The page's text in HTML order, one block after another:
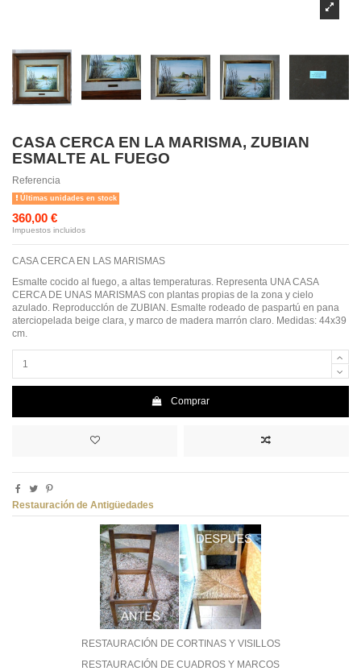
CASA CERCA EN LA MARISMA, ZUBIAN
ESMALTE AL FUEGO
Referencia
Últimas unidades en stock
360,00 €
Impuestos incluidos
CASA CERCA EN LAS MARISMAS
Esmalte cocido al fuego, a altas temperaturas. Representa UNA CASA
CERCA DE UNAS MARISMAS con plantas propias de la zona y cielo
azulado. ReproduccIón de ZUBIAN. Esmalte rodeado de paspartú en pana
aterciopelada beige clara, y marco de madera marrón claro. Medidas: 44x39
cm.
Comprar
Restauración de Antigüedades
RESTAURACIÓN DE CORTINAS Y VISILLOS
RESTAURACIÓN DE CUADROS Y MARCOS